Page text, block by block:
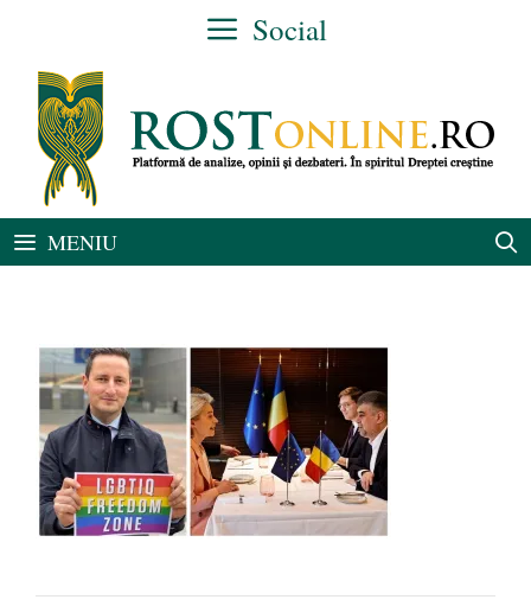
conținut
Social
MENIU